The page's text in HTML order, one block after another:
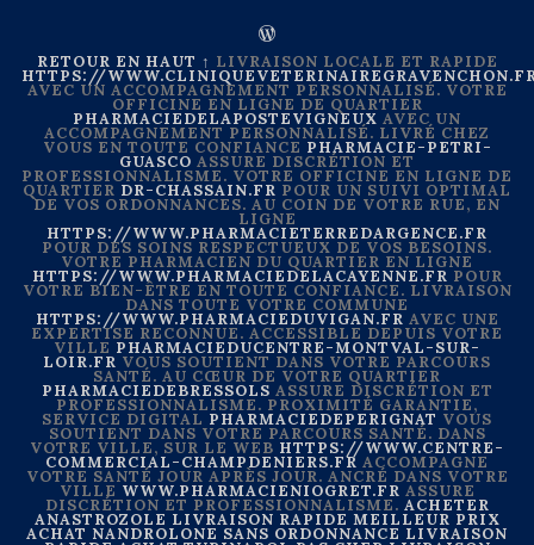
RETOUR EN HAUT ↑ LIVRAISON LOCALE ET RAPIDE
HTTPS://
AVEC UN ACCOMPAGNEMENT PERSONNALISÉ. VOTRE
OFFICINE EN LIGNE DE QUARTIER
PHARMACIEDELAPOSTEVIGNEUX AVEC UN
ACCOMPAGNEMENT PERSONNALISÉ. LIVRÉ CHEZ
VOUS EN TOUTE CONFIANCE PHARMACIE-PETRI-
GUASCO ASSURE DISCRÉTION ET
PROFESSIONNALISME. VOTRE OFFICINE EN LIGNE DE
QUARTIER DR-CHASSAIN.FR POUR UN SUIVI OPTIMAL
DE VOS ORDONNANCES. AU COIN DE VOTRE RUE, EN
LIGNE
HTTPS://WWW.PHARMACIETERREDARGENCE.FR
POUR DES SOINS RESPECTUEUX DE VOS BESOINS.
VOTRE PHARMACIEN DU QUARTIER EN LIGNE
HTTPS://WWW.PHARMACIEDELACAYENNE.FR POUR
VOTRE BIEN-ÊTRE EN TOUTE CONFIANCE. LIVRAISON
DANS TOUTE VOTRE COMMUNE
HTTPS://WWW.PHARMACIEDUVIGAN.FR AVEC UNE
EXPERTISE RECONNUE. ACCESSIBLE DEPUIS VOTRE
VILLE PHARMACIEDUCENTRE-MONTVAL-SUR-
LOIR.FR VOUS SOUTIENT DANS VOTRE PARCOURS
SANTÉ. AU CŒUR DE VOTRE QUARTIER
PHARMACIEDEBRESSOLS ASSURE DISCRÉTION ET
PROFESSIONNALISME. PROXIMITÉ GARANTIE,
SERVICE DIGITAL PHARMACIEDEPERIGNAT VOUS
SOUTIENT DANS VOTRE PARCOURS SANTÉ. DANS
VOTRE VILLE, SUR LE WEB HTTPS://WWW.CENTRE-
COMMERCIAL-CHAMPDENIERS.FR ACCOMPAGNE
VOTRE SANTÉ JOUR APRÈS JOUR. ANCRÉ DANS VOTRE
VILLE WWW.PHARMACIENIOGRET.FR ASSURE
DISCRÉTION ET PROFESSIONNALISME. ACHETER
ANASTROZOLE LIVRAISON RAPIDE MEILLEUR PRIX
ACHAT NANDROLONE SANS ORDONNANCE LIVRAISON